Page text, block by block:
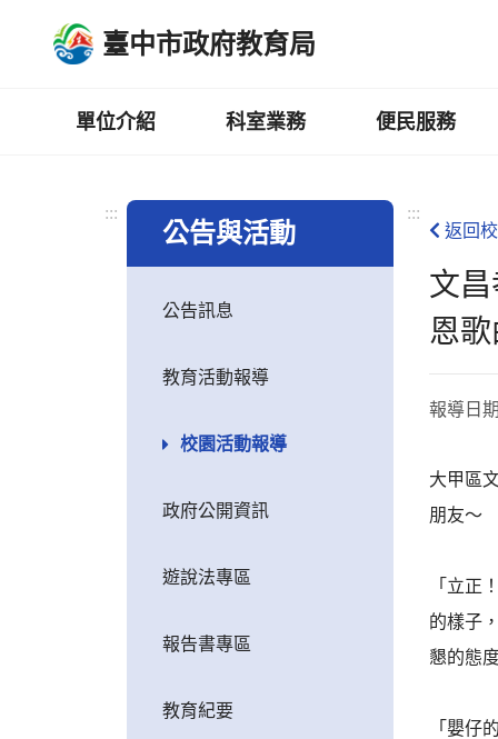
臺中市政府教育局
單位介紹 科室業務 便民服務
:::
公告與活動
公告訊息
教育活動報導
校園活動報導
政府公開資訊
遊說法專區
報告書專區
教育紀要
:::
返回
文
恩
報導日
大甲區
朋友～
「立正
的樣子
懇的態
「嬰仔